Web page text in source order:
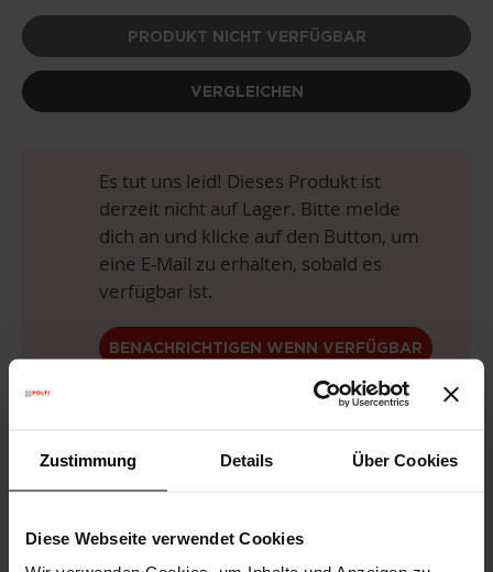
Zustimmung Details Über Cookies
Diese Webseite verwendet Cookies
PRODUKT NICHT VERFÜGBAR
VERGLEICHEN
Es tut uns leid! Dieses Produkt ist
derzeit nicht auf Lager. Bitte melde
dich an und klicke auf den Button, um
eine E-Mail zu erhalten, sobald es
verfügbar ist.
BENACHRICHTIGEN WENN VERFÜGBAR
Kostenlose Lieferungüber 75€